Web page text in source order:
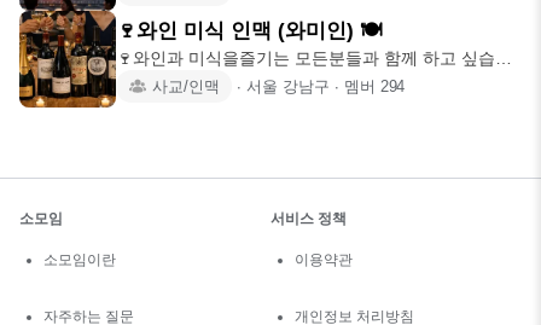
🍷와인 미식 인맥 (와미인) 🍽
🍷와인과 미식을즐기는 모든분들과 함께 하고 싶습니
다😘 와인 외의 주류(
사교/인맥 ∙ 서울 강남구 ∙ 멤버 294
소모임
소모임이란
자주하는 질문
서비스 정책
이용약관
개인정보 처리방침